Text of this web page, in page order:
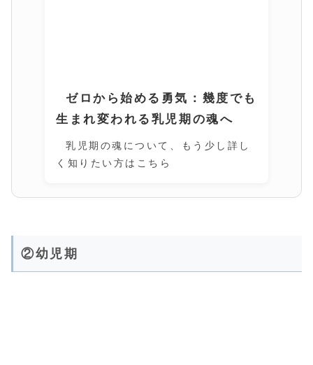
ゼロから始める勇気：幾度でも
生まれ変われる乳児期の魂へ
乳児期の魂について、もう少し詳し
く知りたい方はこちら
②幼児期